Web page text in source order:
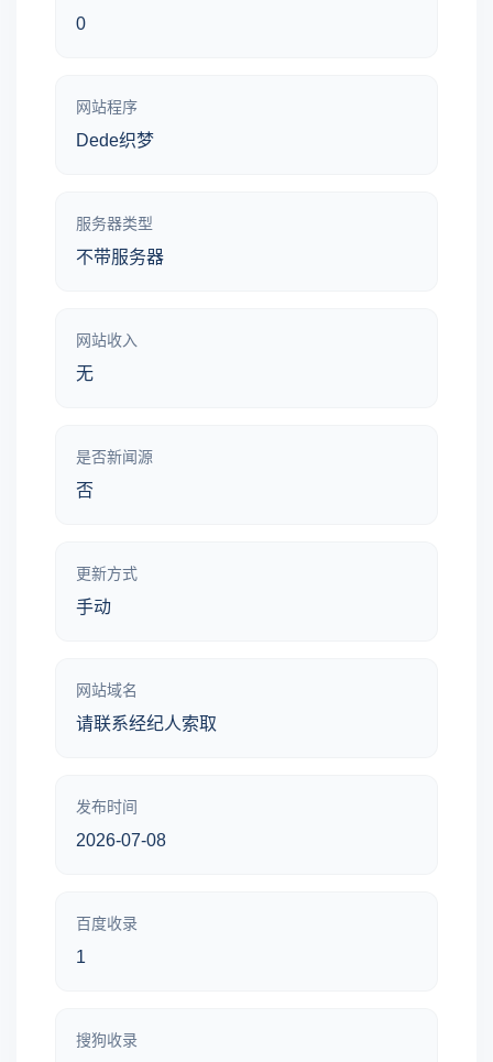
0
网站程序
Dede织梦
服务器类型
不带服务器
网站收入
无
是否新闻源
否
更新方式
手动
网站域名
请联系经纪人索取
发布时间
2026-07-08
百度收录
1
搜狗收录